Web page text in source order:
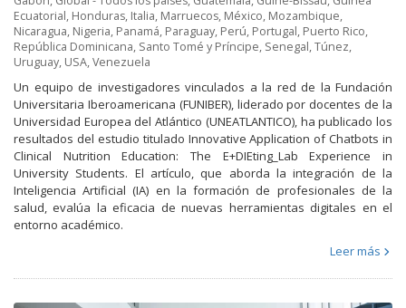
Ecuatorial, Honduras, Italia, Marruecos, México, Mozambique,
Nicaragua, Nigeria, Panamá, Paraguay, Perú, Portugal, Puerto Rico,
República Dominicana, Santo Tomé y Príncipe, Senegal,Túnez,
Uruguay, USA,Venezuela
Un equipo de investigadores vinculados a la red de la Fundación
Universitaria Iberoamericana (FUNIBER), liderado por docentes de la
Universidad Europea del Atlántico (UNEATLANTICO), ha publicado los
resultados del estudio titulado Innovative Application of Chatbots in
Clinical Nutrition Education: The E+DIEting_Lab Experience in
University Students. El artículo, que aborda la integración de la
Inteligencia Artificial (IA) en la formación de profesionales de la
salud, evalúa la eficacia de nuevas herramientas digitales en el
entorno académico.
Leer más